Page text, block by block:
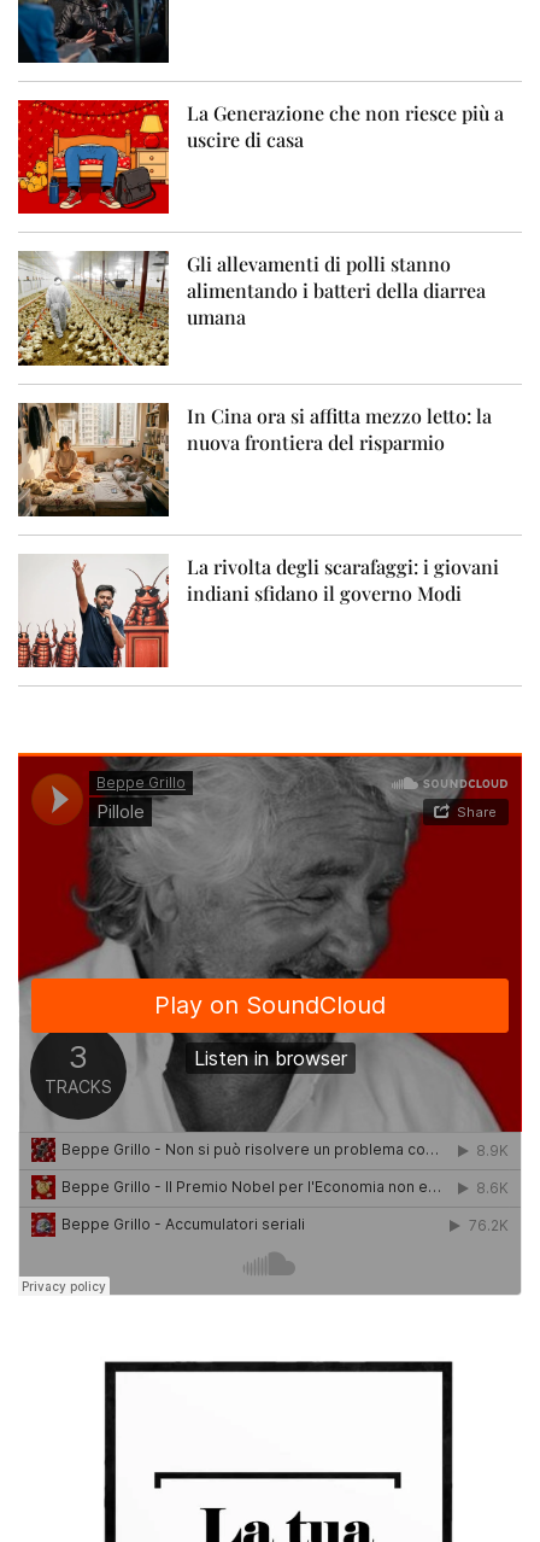
La Generazione che non riesce più a
uscire di casa
Gli allevamenti di polli stanno
alimentando i batteri della diarrea
umana
In Cina ora si affitta mezzo letto: la
nuova frontiera del risparmio
La rivolta degli scarafaggi: i giovani
indiani sfidano il governo Modi